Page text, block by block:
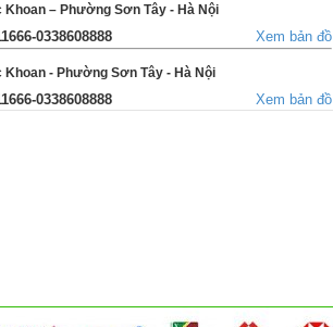
Khoan – Phường Sơn Tây - Hà Nội
0338608888 Xem bản đồ
Khoan - Phường Sơn Tây - Hà Nội
0338608888 Xem bản đồ